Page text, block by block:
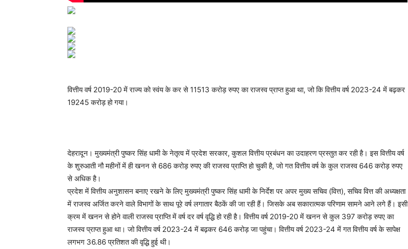
वित्तीय वर्ष 2019-20 में राज्य को स्वंय के कर से 11513 करोड़ रुपए का राजस्व प्राप्त हुआ था, जो कि वित्तीय वर्ष 2023-24 में बढ़कर
19245 करोड़ हो गया।
देहरादून। मुख्यमंत्री पुष्कर सिंह धामी के नेतृत्व में प्रदेश सरकार, कुशल वित्तीय प्रबंधन का उदाहरण प्रस्तुत कर रही है। इस वित्तीय वर्ष
के शुरुआती नौ महीनों में ही खनन से 686 करोड़ रुपए की राजस्व प्राप्ति हो चुकी है, जो गत वित्तीय वर्ष के कुल राजस्व 646 करोड़ रुपए
से अधिक है।
प्रदेश में वित्तीय अनुशासन बनाए रखने के लिए मुख्यमंत्री पुष्कर सिंह धामी के निर्देश पर अपर मुख्य सचिव (वित्त), सचिव वित्त की अध्यक्षता
में राजस्व अर्जित करने वाले विभागों के साथ पूरे वर्ष लगातार बैठकें की जा रही हैं। जिसके अब सकारात्मक परिणाम सामने आने लगे हैं। इसी
क्रम में खनन से होने वाली राजस्व प्राप्ति में वर्ष दर वर्ष वृद्धि हो रही है। वित्तीय वर्ष 2019-20 में खनन से कुल 397 करोड़ रुपए का
राजस्व प्राप्त हुआ था। जो वित्तीय वर्ष 2023-24 में बढ़कर 646 करोड़ जा पहुंचा। वित्तीय वर्ष 2023-24 में गत वित्तीय वर्ष के सापेक्ष
लगभग 36.86 प्रतिशत की वृद्धि हुई थी।